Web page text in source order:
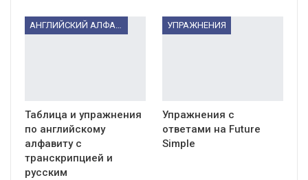
АНГЛИЙСКИЙ АЛФАВИТ
Таблица и упражнения
по английскому
алфавиту с
транскрипцией и
русским
УПРАЖНЕНИЯ
Упражнения с
ответами на Future
Simple